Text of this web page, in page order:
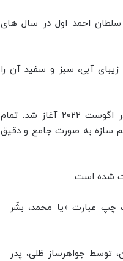
احمد اول در سال های
آبی، سبز و سفید آن را
مرحله اول کار بازسازی این مسجد تاریخی در آوریل ۲۰۲۲ تکمیل و مرحله دوم در اگوست ۲۰۲۲ آغاز شد. تمام
سازه به صورت جامع و دقیق
چپ عبارت «یا محمد، بشّر
توسط جواهرساز ظلی، پدر